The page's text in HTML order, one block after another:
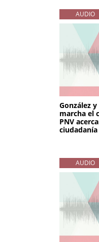
AUDIO
González
marcha el
PNV
ciudadanía
AUDIO